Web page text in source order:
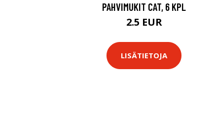
PAHVIMUKIT CAT, 6 KPL
2.5 EUR
LISÄTIETOJA